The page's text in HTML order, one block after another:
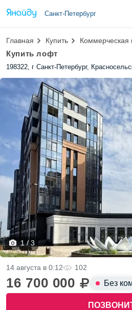
Санкт-Петербург
Главная Купить Коммерческая
Купить лофт
198322, г Санкт-Петербург,
1 / 3
16 700 000 Без
14 августа в 0:12 102